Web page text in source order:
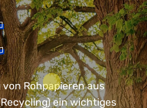
Rohpapieren aus
ein wichtiges